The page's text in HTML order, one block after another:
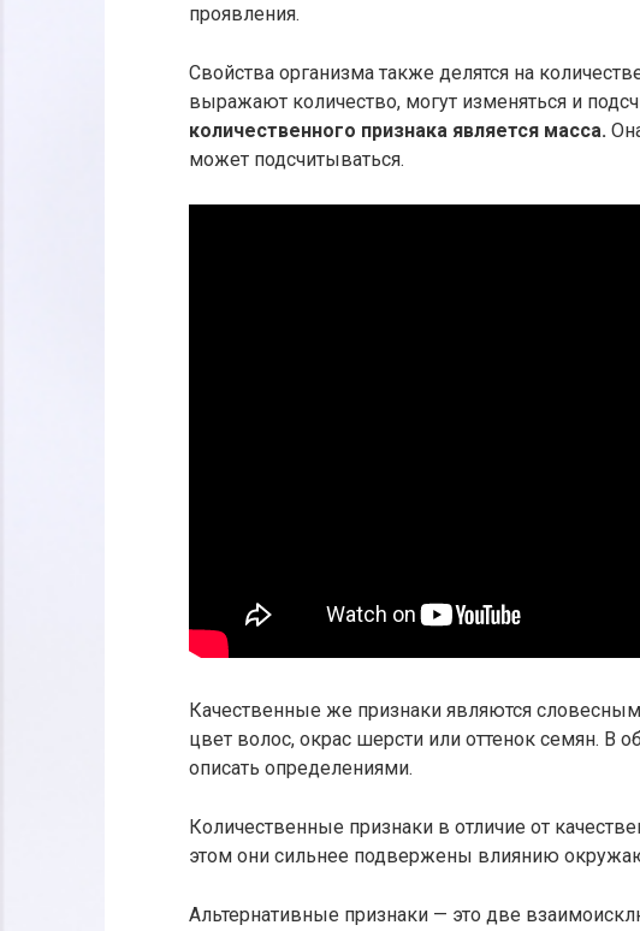
проявления.
Свойства организма также делятся на
выражают количество, могут изменяться и
количественного признака является масса.
может подсчитываться.
Качественные же признаки являются
цвет волос, окрас шерсти или оттенок семян. В
описать определениями.
Количественные признаки в отличие от
этом они сильнее подвержены влиянию
Альтернативные признаки — это две